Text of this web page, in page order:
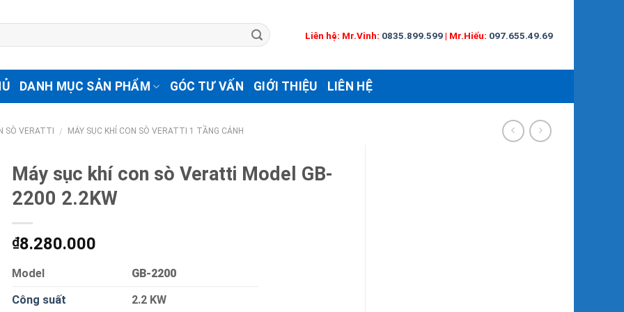
Liên hệ: Mr.Vinh: 0835.899.599| Mr.Hiếu: 097.655.49.69
DANH MỤC SẢN PHẨM GÓC TƯ VẤN GIỚI THIỆU LIÊN HỆ
SÒ VERATTI / MÁY SỤC KHÍ CON SÒ VERATTI 1 TẦNG CÁNH
Máy sục khí con sò Veratti Model GB-
2200 2.2KW
₫8.280.000
Model
GB-2200
Công suất
2.2 KW